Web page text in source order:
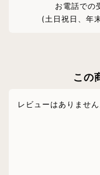
お電話での
(土日祝日、年
この
レビューはありません